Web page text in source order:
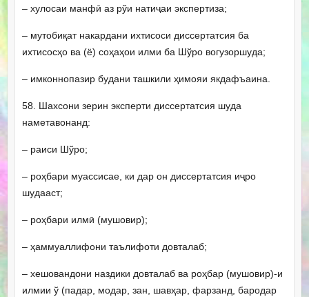
– хулосаи манфӣ аз рўи натиҷаи экспертиза;
– мутобиқат накардани ихтисоси диссертатсия ба
ихтисосҳо ва (ё) соҳаҳои илми ба Шўро вогузоршуда;
– имконнопазир будани ташкили ҳимояи якдафъаина.
58. Шахсони зерин эксперти диссертатсия шуда
наметавонанд:
– раиси Шўро;
– роҳбари муассисае, ки дар он диссертатсия иҷро
шудааст;
– роҳбари илмӣ (мушовир);
– ҳаммуаллифони таълифоти довталаб;
– хешовандони наздики довталаб ва роҳбар (мушовир)-и
илмии ў (падар, модар, зан, шавҳар, фарзанд, бародар